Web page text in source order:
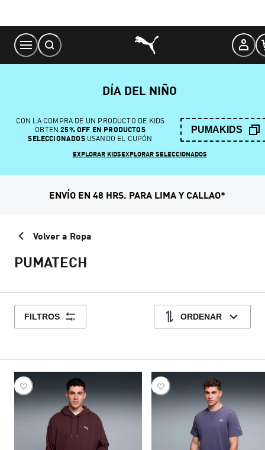
Content
DÍA DEL NIÑO
CON LA COMPRA DE UN PRODUCTO DE KIDS
OBTEN 25% OFF EN PRODUCTOS
SELECCIONADOSUSANDO EL CUPÓN
PUMAKIDS
EXPLORAR KIDSEXPLORAR SELECCIONADOS
ENVÍO EN 48 HRS. PARA LIMA Y CALLAO*
Volver a Ropa
PUMATECH
FILTROS ORDENAR